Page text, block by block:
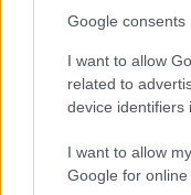
Google consents
I want to allow
related to
device identifiers
I want to allow
Google for
Népszerű